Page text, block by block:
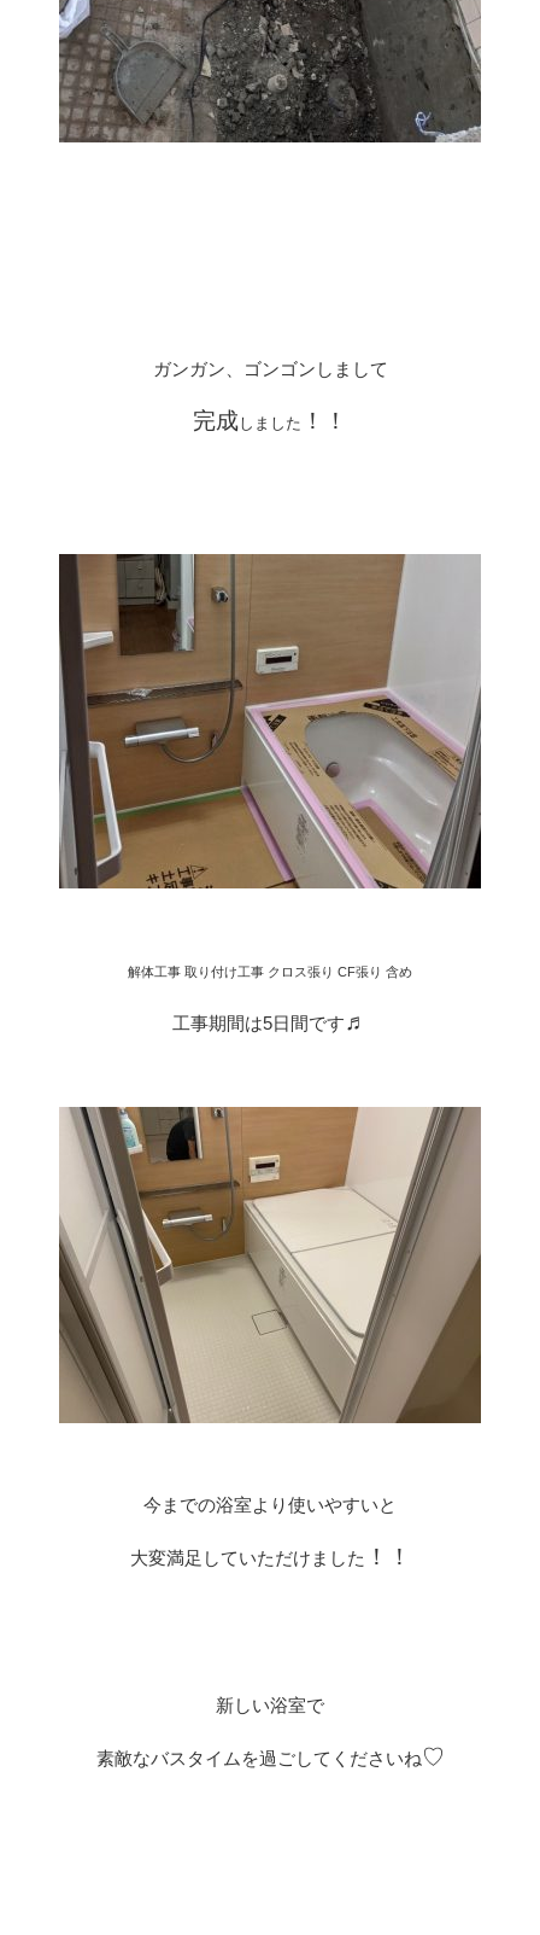
ガンガン、ゴンゴンしまして
完成しました ！！
解体工事 取り付け工事 クロス張り CF張り 含め
工事期間は5日間です♬
今までの浴室より使いやすいと
大変満足していただけました ！！
新しい浴室で
素敵なバスタイムを過ごしてくださいね♡